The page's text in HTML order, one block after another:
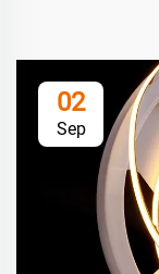
02
Sep